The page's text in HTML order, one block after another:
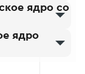
ядро со
ядро